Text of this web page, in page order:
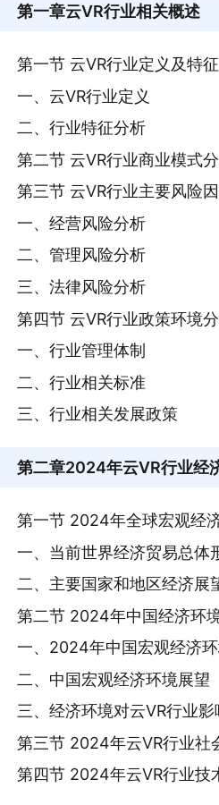
第一章云VR行业相关概述
第一节 云VR行业定义及特征
一、云VR行业定义
二、行业特征分析
第二节 云VR行业商业模式
第三节 云VR行业主要风险
一、经营风险分析
二、管理风险分析
三、法律风险分析
第四节 云VR行业政策环境
一、行业管理体制
二、行业相关标准
三、行业相关发展政策
第二章2024年云VR行业经
第一节 2024年全球宏观经
一、当前世界经济贸易总体
二、主要国家和地区经济展
第二节 2024年中国经济环
一、2024年中国宏观经济
二、中国宏观经济环境展望
三、经济环境对云VR行业影
第三节 2024年云VR行业社
第四节 2024年云VR行业技